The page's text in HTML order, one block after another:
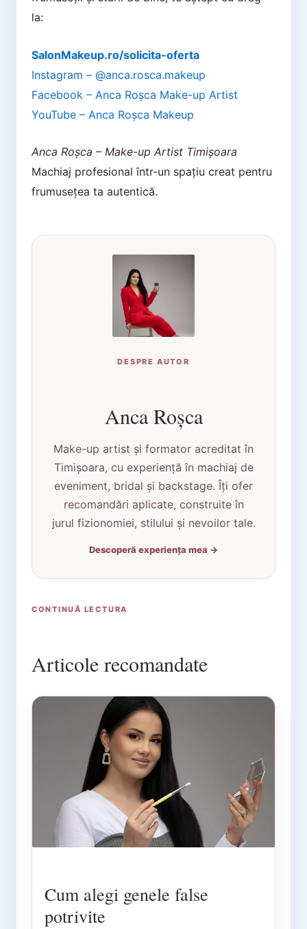
la:
SalonMakeup.ro/solicita-oferta
Instagram – @anca.rosca.makeup
Facebook – Anca Roșca Make-up Artist
YouTube – Anca Roșca Makeup
Anca Roșca – Make-up Artist Timișoara
Machiaj profesional într-un spațiu creat pentru
frumusețea ta autentică.
DESPRE AUTOR
Anca Roșca
Make-up artist și formator acreditat în
Timișoara, cu experiență în machiaj de
eveniment, bridal și backstage. Îți ofer
recomandări aplicate, construite în
jurul fizionomiei, stilului și nevoilor tale.
Descoperă experiența mea →
CONTINUĂ LECTURA
Articole recomandate
Cum alegi genele false
potrivite